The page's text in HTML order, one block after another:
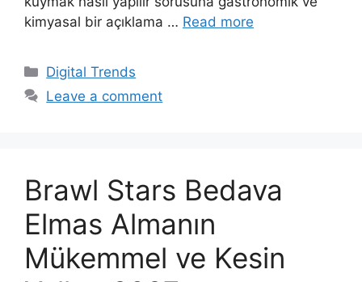
kimyasal bir açıklama … Read more
Categories
Digital Trends
Leave a comment
Brawl Stars Bedava
Elmas Almanın
Mükemmel ve Kesin